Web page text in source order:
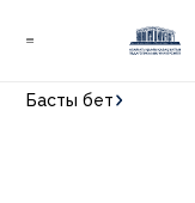
Басты бет